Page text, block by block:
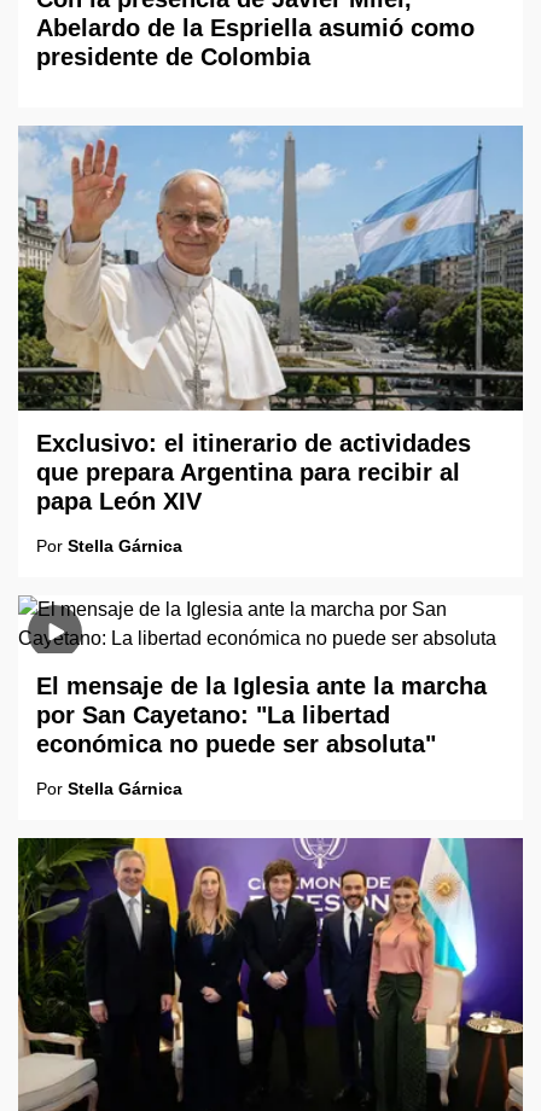
Abelardo de la Espriella asumió como
presidente de Colombia
Exclusivo: el itinerario de actividades
que prepara Argentina para recibir al
papa León XIV
Por Stella Gárnica
El mensaje de la Iglesia ante la marcha
por San Cayetano: "La libertad
económica no puede ser absoluta"
Por Stella Gárnica